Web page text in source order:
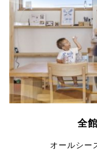
全
オールシー